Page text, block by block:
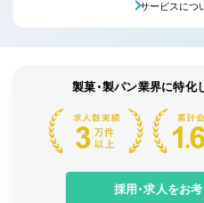
サービスにつ
製菓・製パン業界に特
採用・求人をお